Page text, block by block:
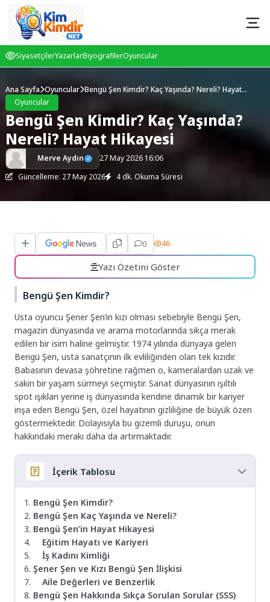
SiyasetçilerYazarlarBiyografilerOyuncular
Ana Sayfa Oyuncular Bengü Şen Kimdir? Kaç Yaşında? Nereli? Hayat
Oyuncular
Bengü Şen Kimdir? Kaç Yaşında?
Nereli? Hayat Hikayesi
Merve Aydın
27 May 2026 16:06
Güncelleme: 27 May 2026
4 dk. Okuma Süresi
0 46
Yazı Özetini Göster
Bengü Şen Kimdir?
Usta oyuncu Şener Şen’in kızı olması sebebiyle Bengü Şen,
magazin dünyasında ve arama motorlarında sıkça merak
edilen bir isim haline gelmiştir. 1974 yılında dünyaya gelen
Bengü Şen, usta sanatçının ilk evliliğinden olan tek kızıdır.
Babasının devasa şöhretine rağmen o, kameralardan uzak ve
sakin bir yaşam sürmeyi seçmiştir. Sanat dünyasının ışıltılı
spot ışıkları yerine iş dünyasında kendine dinamik bir kariyer
inşa eden Bengü Şen, özel hayatının gizliliğine de büyük özen
göstermektedir. Dolayısıyla bu gizemli duruşu, onun
hakkındaki merakı daha da artırmaktadır.
İçerik Tablosu
Bengü Şen Kimdir?
Bengü Şen Kaç Yaşında ve Nereli?
Bengü Şen’in Hayat Hikayesi
Eğitim Hayatı ve Kariyeri
İş Kadını Kimliği
Şener Şen ve Kızı Bengü Şen İlişkisi
Aile Değerleri ve Benzerlik
Bengü Şen Hakkında Sıkça Sorulan Sorular (SSS)